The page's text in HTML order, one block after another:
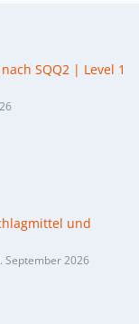
SQQ2 | Level 1
und
September 2026